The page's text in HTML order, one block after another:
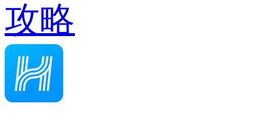
攻略